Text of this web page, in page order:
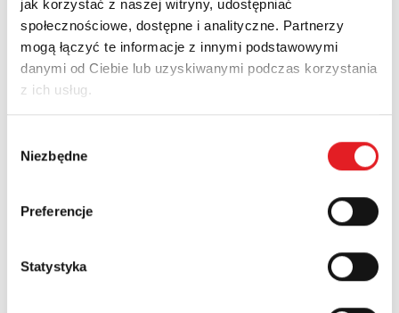
jak korzystać z naszej witryny, udostępniać
społecznościowe, dostępne i analityczne. Partnerzy
mogą łączyć te informacje z innymi podstawowymi
danymi od Ciebie lub uzyskiwanymi podczas korzystania
z ich usług.
zgody
Niezbędne
Preferencje
Statystyka
Name: *
Email: *
Company: